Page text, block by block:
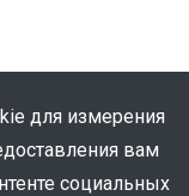
для измерения
вам
социальных